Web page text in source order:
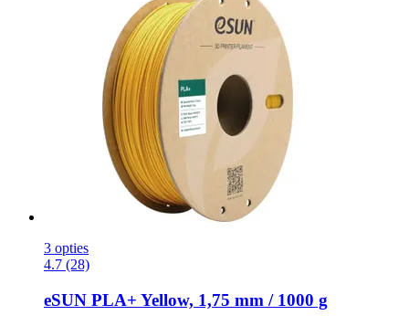
3 opties
4.7 (28)
eSUN PLA+ Yellow, 1,75 mm / 1000 g